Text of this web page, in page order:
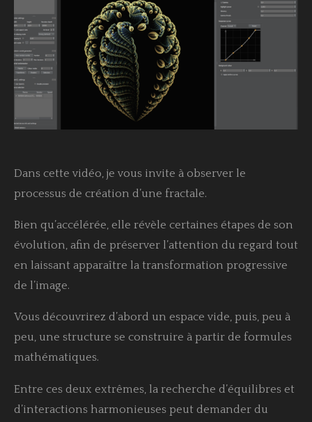
Dans cette vidéo, je vous invite à observer le
processus de création d’une fractale.
Bien qu’accélérée, elle révèle certaines étapes de son
évolution, afin de préserver l’attention du regard tout
en laissant apparaître la transformation progressive
de l’image.
Vous découvrirez d’abord un espace vide, puis, peu à
peu, une structure se construire à partir de formules
mathématiques.
Entre ces deux extrêmes, la recherche d’équilibres et
d’interactions harmonieuses peut demander du